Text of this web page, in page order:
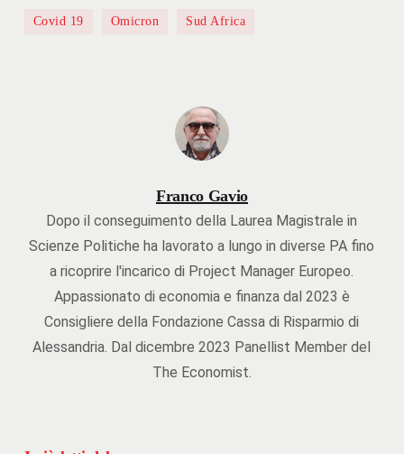
Covid 19 Omicron Sud Africa
Franco Gavio
Dopo il conseguimento della Laurea Magistrale in
Scienze Politiche ha lavorato a lungo in diverse PA fino
a ricoprire l'incarico di Project Manager Europeo.
Appassionato di economia e finanza dal 2023 è
Consigliere della Fondazione Cassa di Risparmio di
Alessandria. Dal dicembre 2023 Panellist Member del
The Economist.